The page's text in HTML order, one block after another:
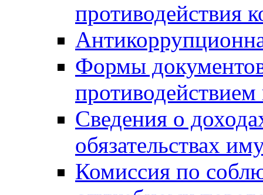
противодействия
Формы
Сведения о
обязательствах
Комиссия по